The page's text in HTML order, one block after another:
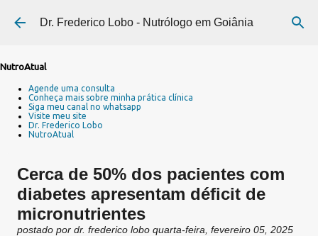
Pular para o conteúdo principal
Dr. Frederico Lobo - Nutrólogo em Goiânia
NutroAtual
Agende uma consulta
Conheça mais sobre minha prática clínica
Siga meu canal no whatsapp
Visite meu site
Dr. Frederico Lobo
NutroAtual
Cerca de 50% dos pacientes com
diabetes apresentam déficit de
micronutrientes
postado por dr. frederico lobo quarta-feira, fevereiro 05, 2025